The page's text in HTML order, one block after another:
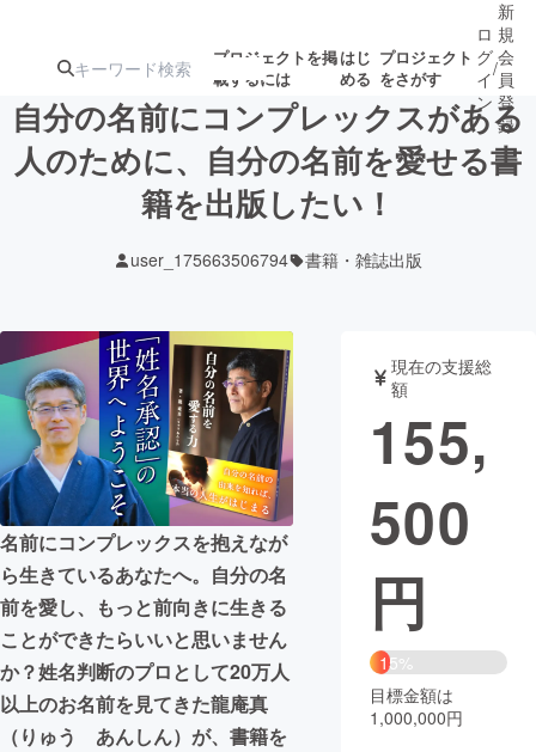
プロジェクトを掲
載するには
はじ
める
プロジェクト
をさがす
注目のリ 注目の新着プロ
ジェクト
募集終了が近いプ
テクノロジー・ガジェット
映像・映画 書籍・雑誌
ビジネス・起業 チャレンジ
まちづくり・地域活性化
CAMPFIRE for Social Good
CAMPFIRE Creation
CAMPFIREふるさと納税
コミュニティ
ロ
グ
イ
ン
/
新
規
会
員
登
録
自分の名前にコンプレックスがある
人のために、自分の名前を愛せる書
籍を出版したい！
user_175663506794 書籍・雑誌出版
名前にコンプレックスを抱えなが
ら生きているあなたへ。自分の名
前を愛し、もっと前向きに生きる
ことができたらいいと思いません
か？姓名判断のプロとして20万人
以上のお名前を見てきた龍庵真
（りゅう あんしん）が、書籍を
現在の支援総
額
155,
500
円
15%
目標金額は
1,000,000円